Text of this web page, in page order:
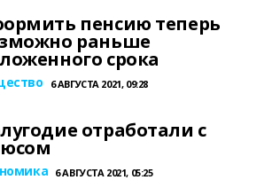
пенсию теперь
раньше
срока
6 АВГУСТА 2021, 09:28
отработали с
6 АВГУСТА 2021, 05:25